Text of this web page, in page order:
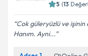
5 (13
Cok güleryüzlü ve
Hanım. Ayni...